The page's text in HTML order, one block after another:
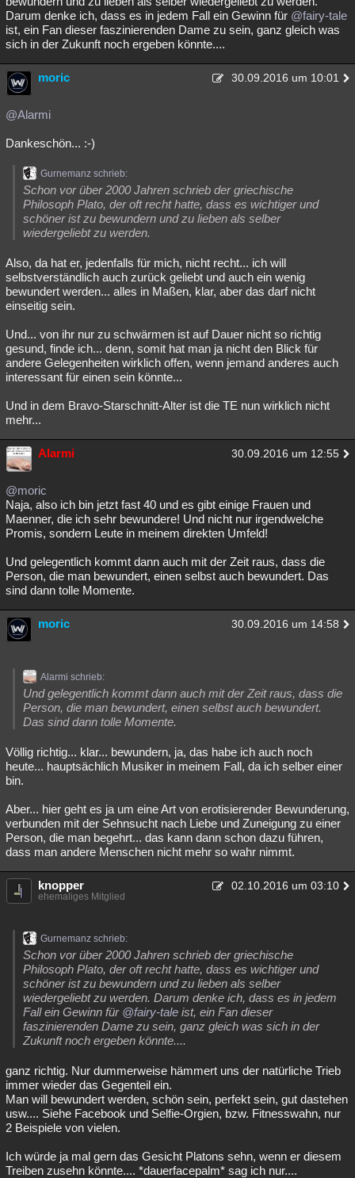
Darum denke ich, dass es in jedem Fall ein Gewinn für @fairy-tale
ist, ein Fan dieser faszinierenden Dame zu sein, ganz gleich was
sich in der Zukunft noch ergeben könnte....
moric 30.09.2016 um 10:01
@Alarmi
Dankeschön... :-)
Gurnemanz schrieb:
Schon vor über 2000 Jahren schrieb der griechische
Philosoph Plato, der oft recht hatte, dass es wichtiger und
schöner ist zu bewundern und zu lieben als selber
wiedergeliebt zu werden.
Also, da hat er, jedenfalls für mich, nicht recht... ich will
selbstverständlich auch zurück geliebt und auch ein wenig
bewundert werden... alles in Maßen, klar, aber das darf nicht
einseitig sein.
Und... von ihr nur zu schwärmen ist auf Dauer nicht so richtig
gesund, finde ich... denn, somit hat man ja nicht den Blick für
andere Gelegenheiten wirklich offen, wenn jemand anderes auch
interessant für einen sein könnte...
Und in dem Bravo-Starschnitt-Alter ist die TE nun wirklich nicht
mehr...
Alarmi 30.09.2016 um 12:55
@moric
Naja, also ich bin jetzt fast 40 und es gibt einige Frauen und
Maenner, die ich sehr bewundere! Und nicht nur irgendwelche
Promis, sondern Leute in meinem direkten Umfeld!
Und gelegentlich kommt dann auch mit der Zeit raus, dass die
Person, die man bewundert, einen selbst auch bewundert. Das
sind dann tolle Momente.
moric 30.09.2016 um 14:58
Alarmi schrieb:
Und gelegentlich kommt dann auch mit der Zeit raus, dass die
Person, die man bewundert, einen selbst auch bewundert.
Das sind dann tolle Momente.
Völlig richtig... klar... bewundern, ja, das habe ich auch noch
heute... hauptsächlich Musiker in meinem Fall, da ich selber einer
bin.
Aber... hier geht es ja um eine Art von erotisierender Bewunderung,
verbunden mit der Sehnsucht nach Liebe und Zuneigung zu einer
Person, die man begehrt... das kann dann schon dazu führen,
dass man andere Menschen nicht mehr so wahr nimmt.
knopper 02.10.2016 um 03:10
ehemaliges Mitglied
Gurnemanz schrieb:
Schon vor über 2000 Jahren schrieb der griechische
Philosoph Plato, der oft recht hatte, dass es wichtiger und
schöner ist zu bewundern und zu lieben als selber
wiedergeliebt zu werden. Darum denke ich, dass es in jedem
Fall ein Gewinn für @fairy-tale ist, ein Fan dieser
faszinierenden Dame zu sein, ganz gleich was sich in der
Zukunft noch ergeben könnte....
ganz richtig. Nur dummerweise hämmert uns der natürliche Trieb
immer wieder das Gegenteil ein.
Man will bewundert werden, schön sein, perfekt sein, gut dastehen
usw.... Siehe Facebook und Selfie-Orgien, bzw. Fitnesswahn, nur
2 Beispiele von vielen.
Ich würde ja mal gern das Gesicht Platons sehn, wenn er diesem
Treiben zusehn könnte.... *dauerfacepalm* sag ich nur....